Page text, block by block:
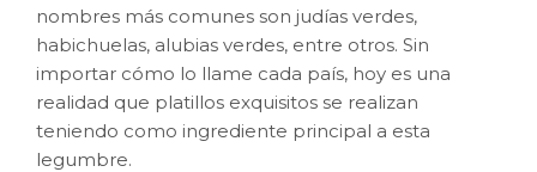
nombres más comunes son judías verdes,
habichuelas, alubias verdes, entre otros. Sin
importar cómo lo llame cada país, hoy es una
realidad que platillos exquisitos se realizan
teniendo como ingrediente principal a esta
legumbre.